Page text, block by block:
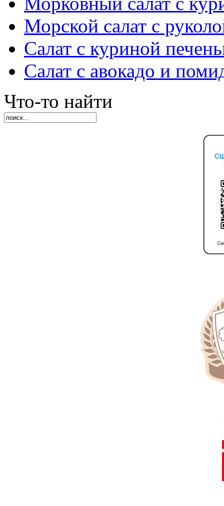
Морской салат с
Салат с куриной
Салат с авокадо и
Что-то найти